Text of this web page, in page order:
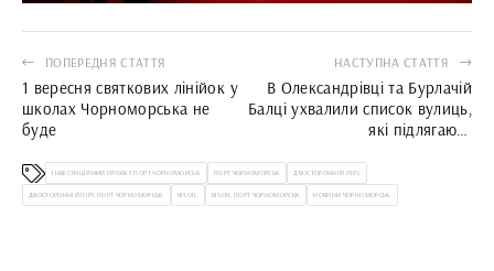
ПОПЕРЕДНЯ СТАТТЯ
1 вересня святкових лінійок у
школах Чорноморська не
буде
НАСТУПНА СТАТТЯ
В Олександрівці та Бурлачій
Балці ухвалили список вулиць,
які підлягають
ІНВЕСТИЦІЙНИЙ ПРОЄКТ ПОРТ ЧОРНОМОРСЬК ПОРТ ЧОРНОМОРСЬК ДВОСТОРОННІЙ ПІРС
ДВОСТОРОННІЙ ПІРС ПОРТ ЧОРНОМОРСЬК RISOIL RISOIL ПОРТ ЧОРНОМОРСЬК НОВИНИ ЧОРНОМОРСЬК